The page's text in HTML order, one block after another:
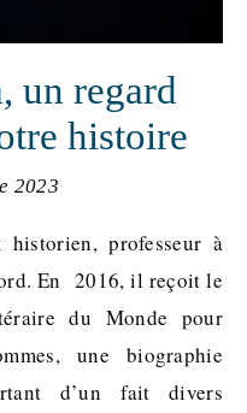
un regard
histoire
2023
En 2016, il reçoit le
du Monde pour
une biographie
d’un fait divers